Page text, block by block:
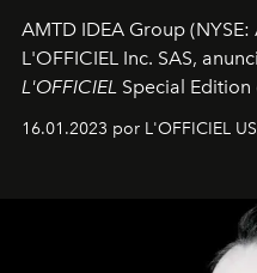
AMTD IDEA Group (NYSE:
L'OFFICIEL Inc. SAS,
L'OFFICIEL Special Edition
16.01.2023 por L'OFFICIEL